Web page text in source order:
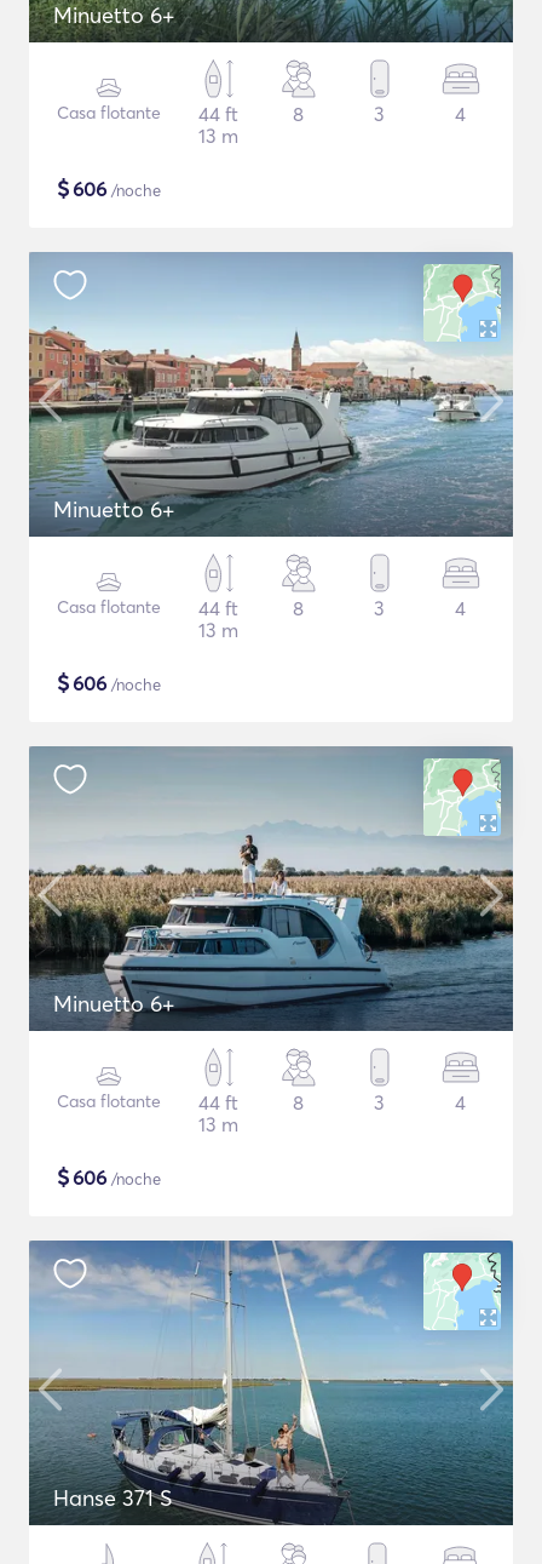
Minuetto 6+
Casa flotante
44 ft
13 m
8 3 4
$606 /noche
Minuetto 6+
Casa flotante
44 ft
13 m
8 3 4
$606 /noche
Minuetto 6+
Casa flotante
44 ft
13 m
8 3 4
$606 /noche
Hanse 371 S